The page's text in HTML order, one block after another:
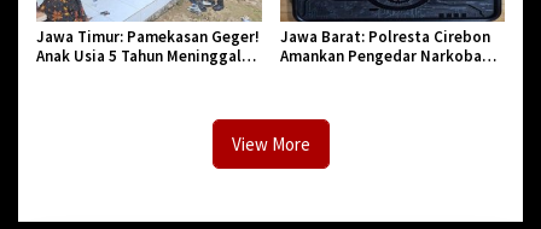
Jawa Timur: Pamekasan Geger!
Anak Usia 5 Tahun Meninggal
Jawa Barat: Polresta Cirebon
Amankan Pengedar Narkoba
View More